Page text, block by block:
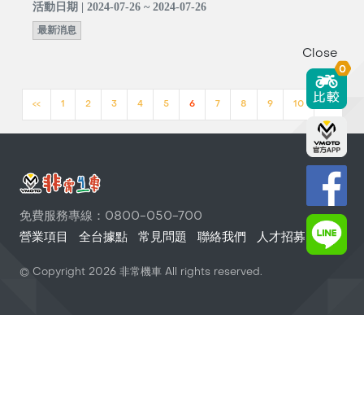
活動日期 | 2024-07-26 ~ 2024-07-26
最新消息
<< 1 2 3 4 5 6 7 8 9 10 >>
免費服務專線：0800-050-700
營業項目
全台據點 常見問題 聯絡我們 人才招募
© Copyright 2026 非常機車 All rights reserved.
Close
0